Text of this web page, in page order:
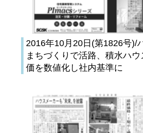
2016年10月20日(第1826号)/
まちづくりで活路、積水ハ
価を数値化し社内基準に